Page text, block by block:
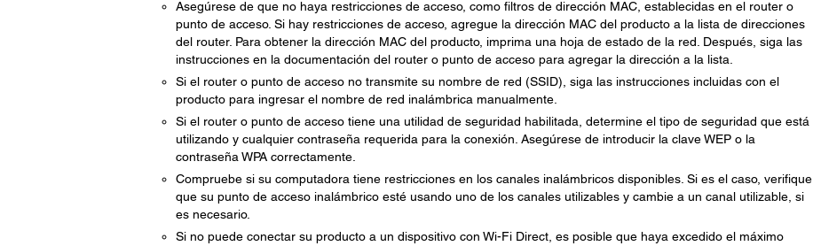
Asegúrese de que no haya restricciones de acceso, como filtros de dirección MAC, establecidas en el router o
punto de acceso. Si hay restricciones de acceso, agregue la dirección MAC del producto a la lista de direcciones
del router. Para obtener la dirección MAC del producto, imprima una hoja de estado de la red. Después, siga las
instrucciones en la documentación del router o punto de acceso para agregar la dirección a la lista.
Si el router o punto de acceso no transmite su nombre de red (SSID), siga las instrucciones incluidas con el
producto para ingresar el nombre de red inalámbrica manualmente.
Si el router o punto de acceso tiene una utilidad de seguridad habilitada, determine el tipo de seguridad que está
utilizando y cualquier contraseña requerida para la conexión. Asegúrese de introducir la clave WEP o la
contraseña WPA correctamente.
Compruebe si su computadora tiene restricciones en los canales inalámbricos disponibles. Si es el caso, verifique
que su punto de acceso inalámbrico esté usando uno de los canales utilizables y cambie a un canal utilizable, si
es necesario.
Si no puede conectar su producto a un dispositivo con Wi-Fi Direct, es posible que haya excedido el máximo